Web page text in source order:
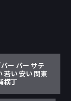
ー バー サテ
若い 安い 関東
横丁